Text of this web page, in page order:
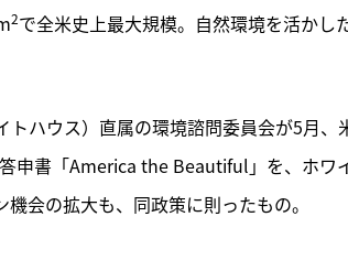
2で全米史上最大規模。自然環境を活かし
ハウス）直属の環境諮問委員会が5月、
申書「America the Beautiful」を、ホワ
会の拡大も、同政策に則ったもの。